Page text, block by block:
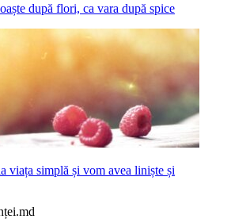
după flori, ca vara după spice
viața simplă și vom avea liniște și